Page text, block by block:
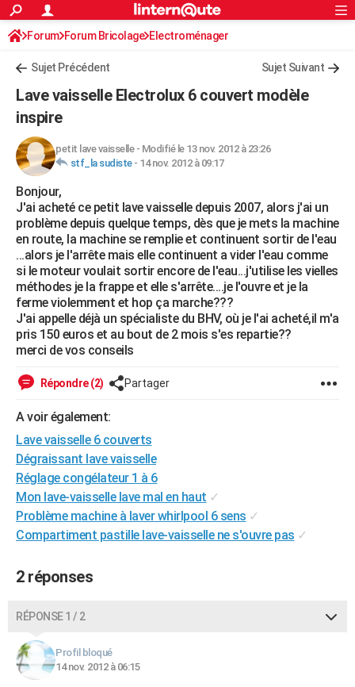
ACTUALITÉS
Politique
Société
Faits Divers
Education
Monde
Villes
+
Programme TV
TNTStreaming
Cinéma
Sorties cinéma
Musique
+FINANCE
Retraite
Impôts
Epargne
Immobilier
Risques naturels par ville
Banque
Assurance
Crédit
AUTO
Essais
Réserver un essai
Citadines
Berlines
SUV
Forum auto
HIGH-TECH
Mobiles
Meilleur smartphone
Internet
Ordinateurs
Jeux vidéo
Guide high-tech
+BRICOLAGE
Forum
Aménagement intérieur
Extérieur
Cuisine
Salle de bains
Jardinage
Rangement
WEEK-END
Guides de France
Escapades
Patrimoine
Expositions
Musées
Week-end nature
+LIFESTYLE
Art de vivre
Bien-être
Loisirs
Mode
Modes de vie
SANTE
Alimentation
Guide de la santé
Maladies
Médicaments
Sommeil
VOYAGE
PHOTO
BONS PLANS
CARTE DE VOEUX
Carte de Noël
Carte Bonne année
Carte Saint-Valentin
Carte Pâques
Carte d'anniversaire
DICTIONNAIRE
Dictionnaire
Biographies
Citations
Expressions
Proverbes
PROGRAMME TV
Bricolage
Lifestyle
Culture
Sport
Auto
Television
Voyage
Cinema
S'inscrire
Connexion
Forum Forum Bricolage Electroménager
Sujet Précédent Sujet Suivant
Lave vaisselle Electrolux 6 couvert modèle
inspire
petit lave vaisselle- Modifié le 13 nov. 2012 à 23:26
stf_la sudiste- 14 nov. 2012 à 09:17
Bonjour,
J'ai acheté ce petit lave vaisselle depuis 2007, alors j'ai un
problème depuis quelque temps, dès que je mets la machine
en route, la machine se remplie et continuent sortir de l'eau
...alors je l'arrête mais elle continuent a vider l'eau comme
si le moteur voulait sortir encore de l'eau...j'utilise les vielles
méthodes je la frappe et elle s'arrête....je l'ouvre et je la
ferme violemment et hop ça marche???
J'ai appelle déjà un spécialiste du BHV, où je l'ai acheté,il m'a
pris 150 euros et au bout de 2 mois s'es repartie??
merci de vos conseils
Répondre (2) Partager
A voir également:
Lave vaisselle 6 couverts
Dégraissant lave vaisselle
Réglage congélateur 1 à 6
Mon lave-vaisselle lave mal en haut ✓
Problème machine à laver whirlpool 6 sens ✓
Compartiment pastille lave-vaisselle ne s'ouvre pas ✓
2 réponses
RÉPONSE 1 / 2
Profil bloqué
14 nov. 2012 à 06:15